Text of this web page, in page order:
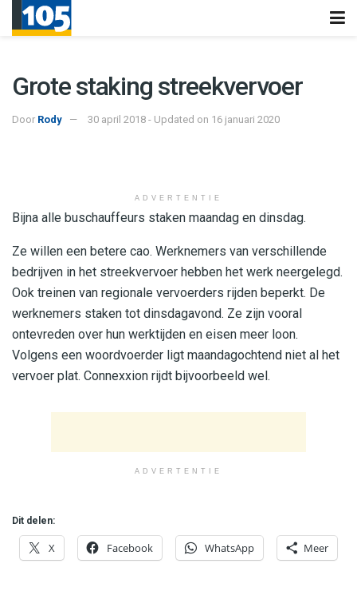
Grote staking streekvervoer
Door Rody 30 april 2018 - Updated on 16 januari 2020
ADVERTENTIE
Bijna alle buschauffeurs staken maandag en dinsdag.
Ze willen een betere cao. Werknemers van verschillende
bedrijven in het streekvervoer hebben het werk neergelegd.
Ook treinen van regionale vervoerders rijden beperkt. De
werknemers staken tot dinsdagavond. Ze zijn vooral
ontevreden over hun werktijden en eisen meer loon.
Volgens een woordvoerder ligt maandagochtend niet al het
vervoer plat. Connexxion rijdt bijvoorbeeld wel.
ADVERTENTIE
Dit delen:
X Facebook WhatsApp Meer